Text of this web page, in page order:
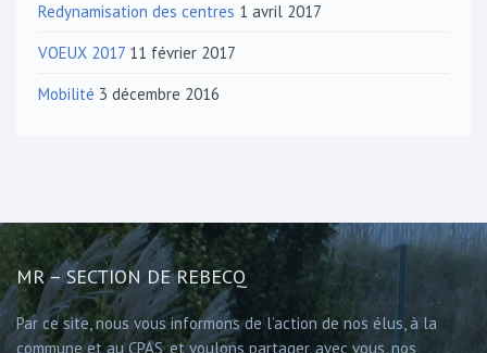
Redynamisation des centres 1 avril 2017
VOEUX 2017 11 février 2017
Mobilité 3 décembre 2016
MR – SECTION DE REBECQ
Par ce site, nous vous informons de l’action de nos élus, à la
commune et au CPAS, et voulons partager, avec vous, nos